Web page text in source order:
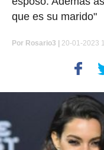
que es su marido"
Por Rosario3 | 20-01-2023